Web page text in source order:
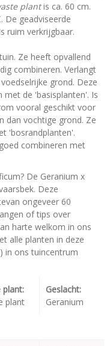
plantis ca. 60 cm.
De geadviseerde
ruim verkrijgbaar.
Ze heeft opvallend
combineren. Verlangt
grond. Deze
de 'basisplanten'. Is
vooral geschikt voor
dan vochtige grond. Ze
'bosrandplanten'.
combineren met
De Geranium x
Deze
ongeveer 60
of tips over
harte welkom in ons
alle planten in deze
in ons tuincentrum
plant:
plant
Geslacht:
Geranium